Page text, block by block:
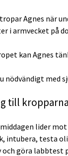
Agnes när
i armvecket på
kan Agnes
nödvändigt med
till kropparna
lider
intubera, testa
göra labbtest